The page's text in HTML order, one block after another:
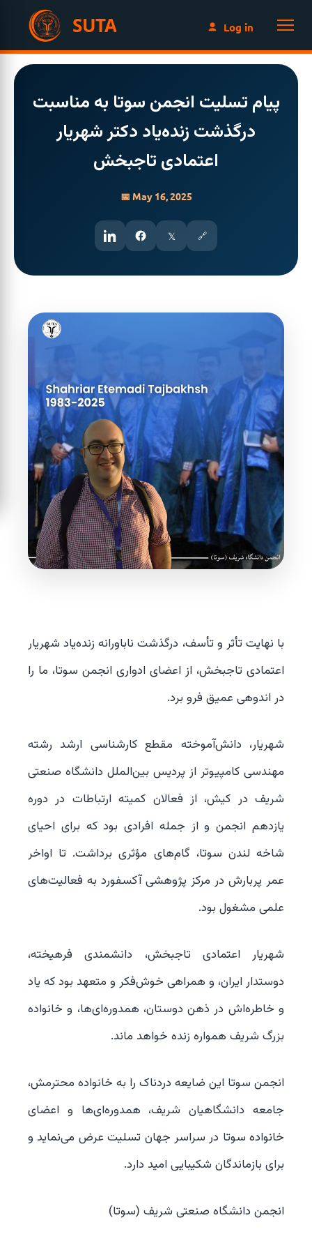
SUTA Log in
پیام تسلیت انجمن سوتا به مناسبت
درگذشت زنده‌یاد دکتر شهریار
اعتمادی تاجبخش
📅 May 16, 2025
𝕏 🔗
با نهایت تأثر و تأسف، درگذشت ناباورانه زنده‌یاد شهریار
اعتمادی تاجبخش، از اعضای ادواری انجمن سوتا، ما را
در اندوهی عمیق فرو برد.
شهریار، دانش‌آموخته مقطع کارشناسی ارشد رشته
مهندسی کامپیوتر از پردیس بین‌الملل دانشگاه صنعتی
شریف در کیش، از فعالان کمیته ارتباطات در دوره
یازدهم انجمن و از جمله افرادی بود که برای احیای
شاخه لندن سوتا، گام‌های مؤثری برداشت. تا اواخر
عمر پربارش در مرکز پژوهشی آکسفورد به فعالیت‌های
علمی مشغول بود.
شهریار اعتمادی تاجبخش، دانشمندی فرهیخته،
دوستدار ایران، و همراهی خوش‌فکر و متعهد بود که یاد
و خاطره‌اش در ذهن دوستان، همدوره‌ای‌ها، و خانواده
بزرگ شریف همواره زنده خواهد ماند.
انجمن سوتا این ضایعه دردناک را به خانواده محترمش،
جامعه دانشگاهیان شریف، همدوره‌ای‌ها و اعضای
خانواده سوتا در سراسر جهان تسلیت عرض می‌نماید و
برای بازماندگان شکیبایی امید دارد.
انجمن دانشگاه صنعتی شریف (سوتا)